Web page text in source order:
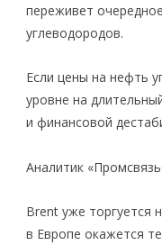
переживет
углеводородов.
Если цены на нефть
уровне на
и финансовой
Аналитик
Brent уже торгуется
в Европе окажется